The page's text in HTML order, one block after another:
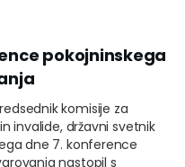
pokojninskega
komisije za
invalide, državni svetnik
dne 7. konference
nastopil s